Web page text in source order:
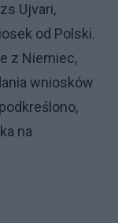
Ujvari,
od Polski.
z Niemiec,
wniosków
na